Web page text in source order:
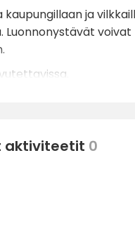
ja
aktiviteetit 0